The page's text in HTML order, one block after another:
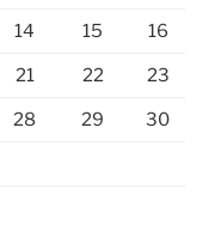
14 15 16
21 22 23
28 29 30